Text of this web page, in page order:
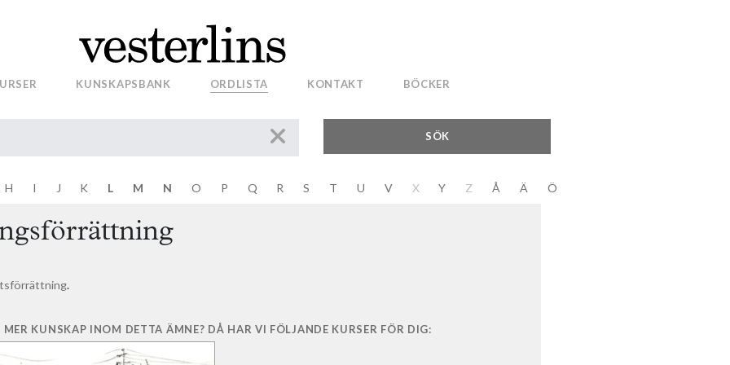
KUNSKAPSBANK ORDLISTA KONTAKT BÖCKER
SÖK
H I J K L M N O P Q R S T U V X Y Z Å Ä Ö
om äganderättsutredning och legalisering
om förvaltning av samfälligheter
.
MER KUNSKAP INOM DETTA ÄMNE? DÅ HAR VI FÖLJANDE KURSER FÖR DIG: